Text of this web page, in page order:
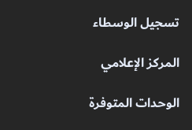
تسجيل الوسطاء
المركز الإعلامي
الوحدات المتوفرة